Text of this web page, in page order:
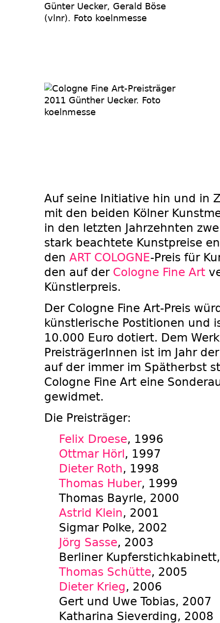
Auf seine Initiative hin und in
mit den beiden Kölner
in den letzten Jahrzehnten
stark beachtete Kunstpreise
den ART COLOGNE-Preis für
den auf der Cologne Fine Art
Künstlerpreis.
Der Cologne Fine Art-Preis
künstlerische Postitionen und
10.000 Euro dotiert. Dem
PreisträgerInnen ist im Jahr
auf der immer im Spätherbst
Cologne Fine Art eine
gewidmet.
Die Preisträger:
Felix Droese, 1996
Ottmar Hörl, 1997
Dieter Roth, 1998
Thomas Huber, 1999
Thomas Bayrle, 2000
Astrid Klein, 2001
Sigmar Polke, 2002
Jörg Sasse, 2003
Berliner
Thomas Schütte, 2005
Dieter Krieg, 2006
Gert und Uwe Tobias, 2007
Katharina Sieverding, 2008